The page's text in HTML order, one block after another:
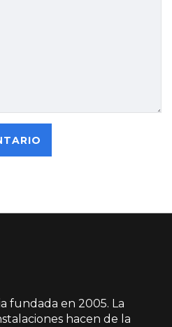
fundada en 2005. La
hacen de la